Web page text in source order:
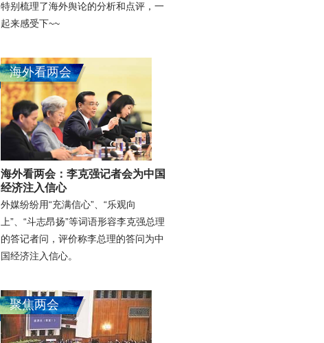
特别梳理了海外舆论的分析和点评，一
起来感受下~~
海外看两会
海外看两会：李克强记者会为中国
经济注入信心
外媒纷纷用“充满信心”、“乐观向
上”、“斗志昂扬”等词语形容李克强总理
的答记者问，评价称李总理的答问为中
国经济注入信心。
聚焦两会